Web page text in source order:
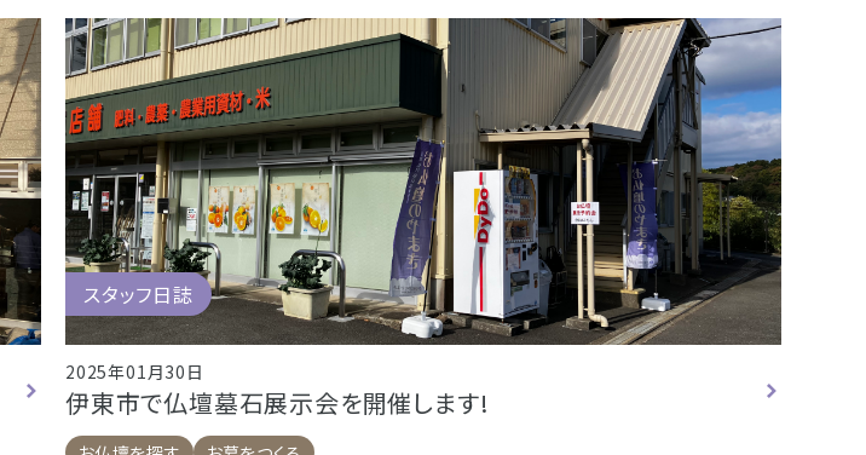
スタッフ日誌
2025年01月30日
伊東市で仏壇墓石展示会を開催します!